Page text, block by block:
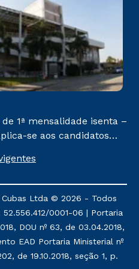
1ª mensalidade isenta –
se aos candidatos
que ofertam bolsas
não tenham efetivado
ou trancado sua
da Cruzeiro do
de um ano. Tais
cursos de Medicina, e
via FIES, Prouni e
Ltda © 2026 - Todos
0001-06 | Portaria
DOU nº 63, de 03.04.2018,
EAD Portaria Ministerial nº
de 19.10.2018, seção 1, p.